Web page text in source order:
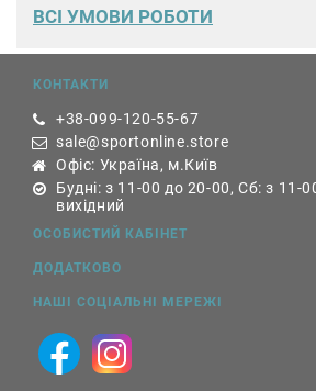
ВСІ УМОВИ РОБОТИ
КОНТАКТИ
+38-099-120-55-67
sale@sportonline.store
Офіс: Україна, м.Київ
Будні: з 11-00 до 20-00, Сб: з 11-
вихідний
ОСОБИСТИЙ КАБІНЕТ
ДОДАТКОВО
НАШІ СОЦІАЛЬНІ МЕРЕЖІ